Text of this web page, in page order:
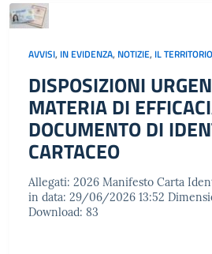
AVVISI, IN EVIDENZA, NOTIZIE, IL TERRITORIO
DISPOSIZIONI
MATERIA DI
DOCUMENTO DI
CARTACEO
Allegati: 2026 Manifesto Carta
in data: 29/06/2026 13:52
Download: 83